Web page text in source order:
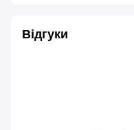
Відгуки